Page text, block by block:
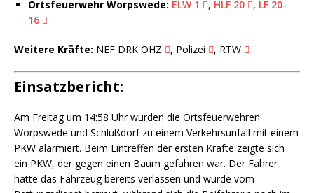
Ortsfeuerwehr Worpswede: ELW 1 , HLF 20 , LF 20-
16
Weitere Kräfte: NEF DRK OHZ , Polizei , RTW
Einsatzbericht:
Am Freitag um 14:58 Uhr wurden die Ortsfeuerwehren
Worpswede und Schlußdorf zu einem Verkehrsunfall mit einem
PKW alarmiert. Beim Eintreffen der ersten Kräfte zeigte sich
ein PKW, der gegen einen Baum gefahren war. Der Fahrer
hatte das Fahrzeug bereits verlassen und wurde vom